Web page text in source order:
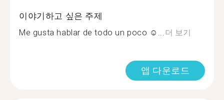
이야기하고 싶은 주제
Me gusta hablar de todo un poco ☺... 더 보기
앱 다운로드